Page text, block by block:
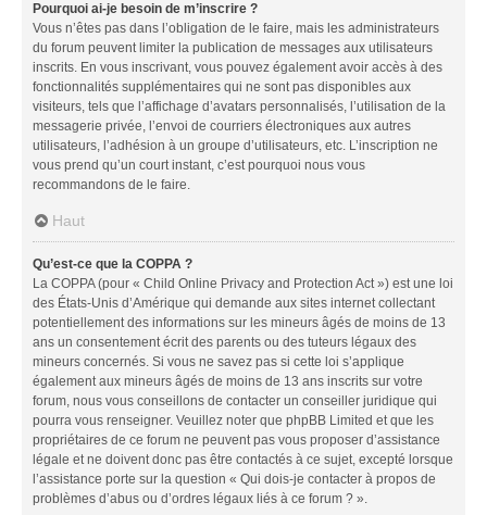
Pourquoi ai-je besoin de m’inscrire ?
Vous n’êtes pas dans l’obligation de le faire, mais les administrateurs
du forum peuvent limiter la publication de messages aux utilisateurs
inscrits. En vous inscrivant, vous pouvez également avoir accès à des
fonctionnalités supplémentaires qui ne sont pas disponibles aux
visiteurs, tels que l’affichage d’avatars personnalisés, l’utilisation de la
messagerie privée, l’envoi de courriers électroniques aux autres
utilisateurs, l’adhésion à un groupe d’utilisateurs, etc. L’inscription ne
vous prend qu’un court instant, c’est pourquoi nous vous
recommandons de le faire.
Haut
Qu’est-ce que la COPPA ?
La COPPA (pour « Child Online Privacy and Protection Act ») est une loi
des États-Unis d’Amérique qui demande aux sites internet collectant
potentiellement des informations sur les mineurs âgés de moins de 13
ans un consentement écrit des parents ou des tuteurs légaux des
mineurs concernés. Si vous ne savez pas si cette loi s’applique
également aux mineurs âgés de moins de 13 ans inscrits sur votre
forum, nous vous conseillons de contacter un conseiller juridique qui
pourra vous renseigner. Veuillez noter que phpBB Limited et que les
propriétaires de ce forum ne peuvent pas vous proposer d’assistance
légale et ne doivent donc pas être contactés à ce sujet, excepté lorsque
l’assistance porte sur la question « Qui dois-je contacter à propos de
problèmes d’abus ou d’ordres légaux liés à ce forum ? ».